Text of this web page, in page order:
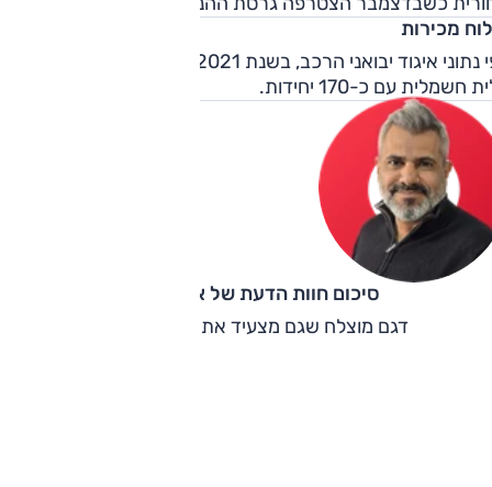
מכירות
חשמלית עם כ-170 יחידות.
סיכום חוות הדעת של אוהד אלגוב
דגם מוצלח שגם מצעיד את המותג קדימה.